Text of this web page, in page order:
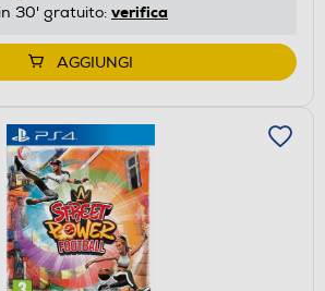
30' gratuito: verifica
AGGIUNGI